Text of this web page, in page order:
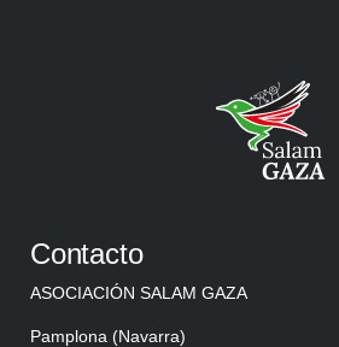
Contacto
ASOCIACIÓN SALAM GAZA
Pamplona (Navarra)